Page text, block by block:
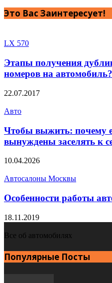
Это Вас Заинтересует!
LX 570
Этапы получения
номеров на автомобиль?
22.07.2017
Авто
Чтобы выжить: почему
вынуждены заселять к
10.04.2026
Автосалоны Москвы
Особенности работы
18.11.2019
Все об автомобилях
Популярные Посты